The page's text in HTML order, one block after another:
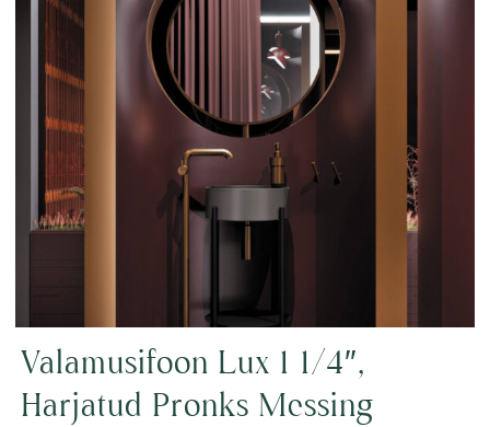
Valamusifoon Lux 1 1/4″,
Harjatud Pronks Messing